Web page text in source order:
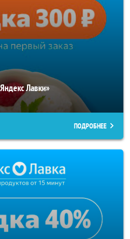
Лавки»
ПОДРОБНЕЕ